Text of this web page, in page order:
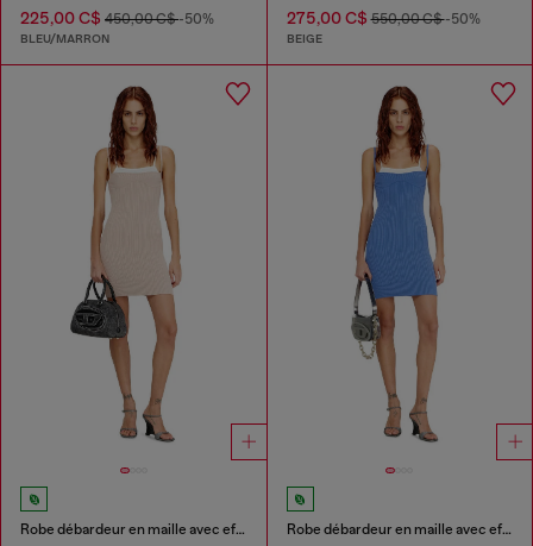
225,00 C$ 450,00 C$-50%
BLEU/MARRON
275,00 C$550,00 C$-50%
BEIGE
Robe débardeur en maille avec effet superposé Robe débardeur en maille avec effet superposé